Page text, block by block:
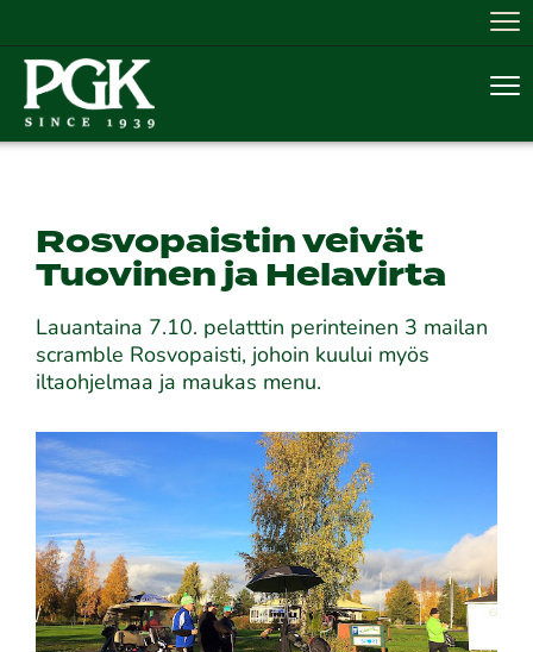
Rosvopaistin veivät
Tuovinen ja Helavirta
Lauantaina 7.10. pelatttin perinteinen 3 mailan
scramble Rosvopaisti, johoin kuului myös
iltaohjelmaa ja maukas menu.